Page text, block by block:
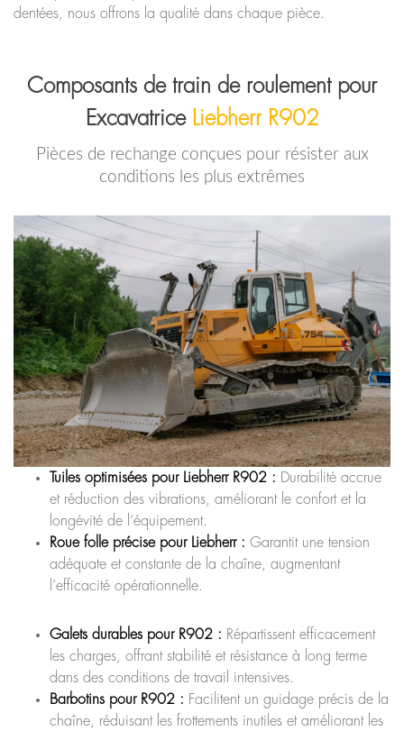
dentées, nous offrons la qualité dans chaque pièce.
Composants de train de roulement pour
Excavatrice
Liebherr R902
Pièces de rechange conçues pour résister aux
conditions les plus extrêmes
Tuiles optimisées pour Liebherr R902 : Durabilité accrue
et réduction des vibrations, améliorant le confort et la
longévité de l’équipement.
Roue folle précise pour Liebherr : Garantit une tension
adéquate et constante de la chaîne, augmentant
l’efficacité opérationnelle.
Galets durables pour R902 : Répartissent efficacement
les charges, offrant stabilité et résistance à long terme
dans des conditions de travail intensives.
Barbotins pour R902 : Facilitent un guidage précis de la
chaîne, réduisant les frottements inutiles et améliorant les